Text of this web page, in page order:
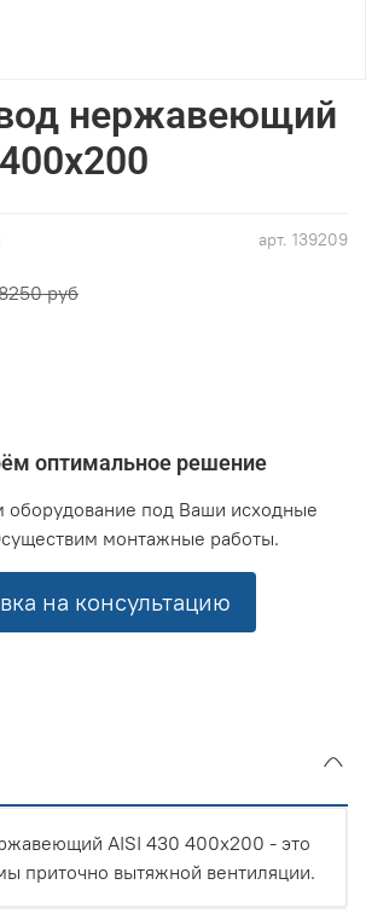
арт. 139209
нержавеющий
руб
оптимальное решение
оборудование под Ваши исходные
монтажные работы.
на консультацию
AISI 430 400x200 - это
приточно вытяжной вентиляции.